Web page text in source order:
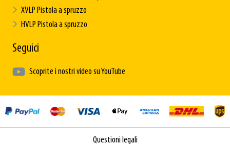
XVLP Pistola a spruzzo
HVLP Pistola a spruzzo
Seguici
Scoprite i nostri video su YouTube
Questioni legali